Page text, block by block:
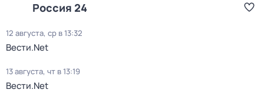
Россия 24
12 августа, ср в 13:32
Вести.Net
13 августа, чт в 13:19
Вести.Net